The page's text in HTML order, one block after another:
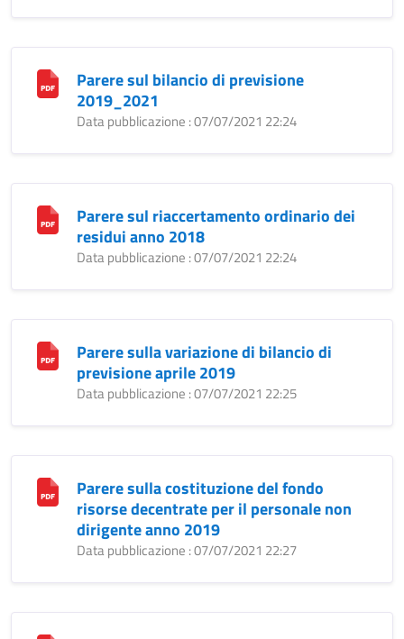
Parere sul bilancio di previsione
2019_2021
Data pubblicazione : 07/07/2021 22:24
Parere sul riaccertamento ordinario dei
residui anno 2018
Data pubblicazione : 07/07/2021 22:24
Parere sulla variazione di bilancio di
previsione aprile 2019
Data pubblicazione : 07/07/2021 22:25
Parere sulla costituzione del fondo
risorse decentrate per il personale non
dirigente anno 2019
Data pubblicazione : 07/07/2021 22:27